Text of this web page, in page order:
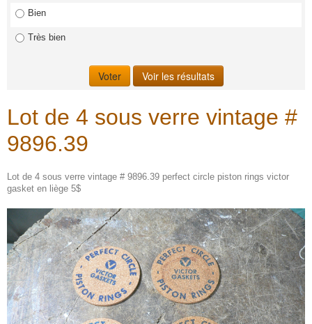
Bien
Très bien
Lot de 4 sous verre vintage #
9896.39
Lot de 4 sous verre vintage # 9896.39 perfect circle piston rings victor
gasket en liège 5$